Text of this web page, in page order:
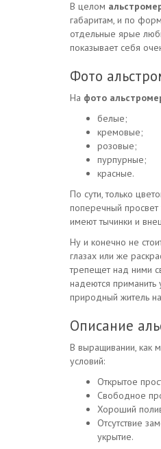
В целом
габаритам, и по
отдельные ярые
показывает себя
Фото
На фото
белые;
кремовые;
розовые;
пурпурные;
красные.
По сути, только
поперечный
имеют тычинки и
Ну и конечно не
глазах или же
трепещет над ними
надеются
природный житель
Описание
В выращивании, как
условий:
Открытое
Свободное
Хороший
Отсутствие
укрытие.